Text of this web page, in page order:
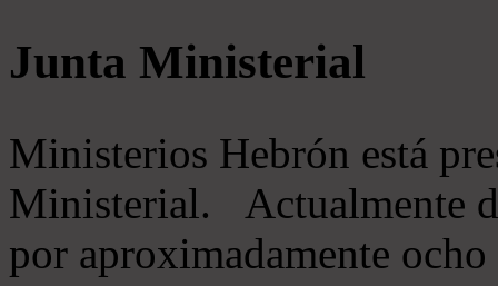
Junta Ministerial
Ministerios Hebrón está
Ministerial. Actualmente
por aproximadamente